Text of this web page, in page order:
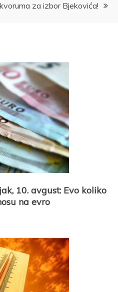
kvoruma za izbor Bjekovića!
10. avgust: Evo koliko
na evro